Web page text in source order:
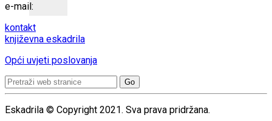
e-mail:
kontakt
književna eskadrila
Opći uvjeti poslovanja
Search
for:
Eskadrila © Copyright 2021. Sva prava pridržana.